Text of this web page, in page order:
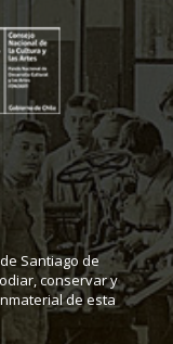
Santiago de
conservar y
de esta